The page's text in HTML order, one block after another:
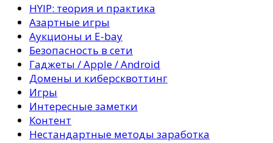
HYIP: теория и практика
Азартные игры
Аукционы и E-bay
Безопасность в сети
Гаджеты / Apple / Android
Домены и киберсквоттинг
Игры
Интересные заметки
Контент
Нестандартные методы заработка